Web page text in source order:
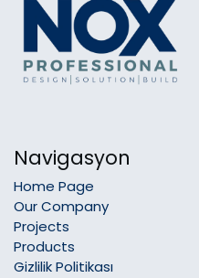
Navigasyon
Home Page
Our Company
Projects
Products
Gizlilik Politikası